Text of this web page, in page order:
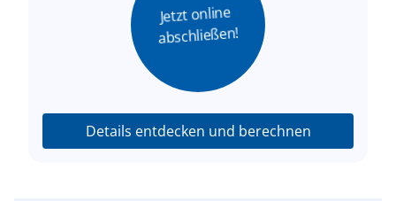
Jetzt online
abschließen!
Details entdecken und berechnen